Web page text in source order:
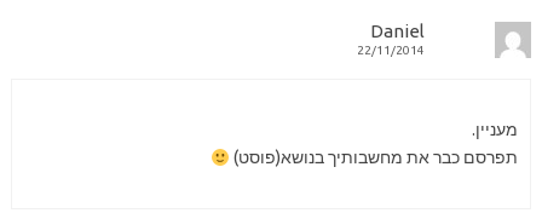
Daniel
22/11/2014
מעניין.
תפרסם כבר את מחשבותיך בנושא(פוסט)